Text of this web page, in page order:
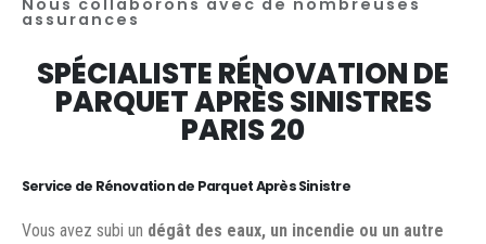
assurances
SPÉCIALISTE RÉNOVATION DE
PARQUET APRÈS SINISTRES
PARIS 20
Service de Rénovation de Parquet Après Sinistre
Vous avez subi un dégât des eaux, un incendie ou un autre